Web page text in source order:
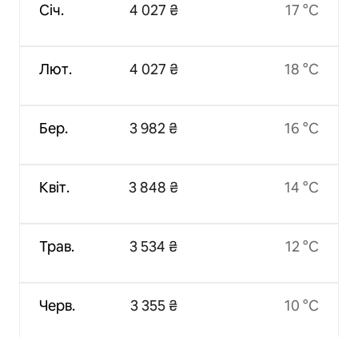
Січ.
Лют.
Бер.
Квіт.
Трав.
Черв.
4 027 ₴
4 027 ₴
3 982 ₴
3 848 ₴
3 534 ₴
3 355 ₴
17 °C
18 °C
16 °C
14 °C
12 °C
10 °C